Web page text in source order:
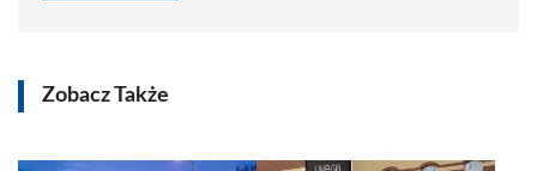
Zobacz Także